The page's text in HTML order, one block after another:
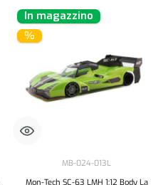
In magazzino
%
MB-024-013L
Mon-Tech SC-63 LMH 1:12 Body La